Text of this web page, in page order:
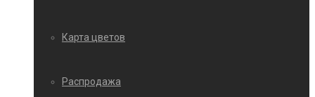
Карта цветов
Распродажа